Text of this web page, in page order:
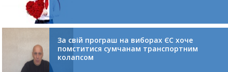
За свій програш на виборах ЄС хоче
помститися сумчанам транспортним
колапсом